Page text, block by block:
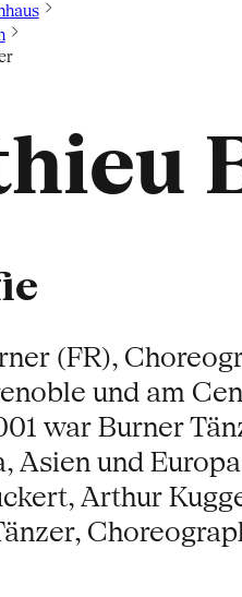
(FR),
und am
war Burner
Asien und
Arthur